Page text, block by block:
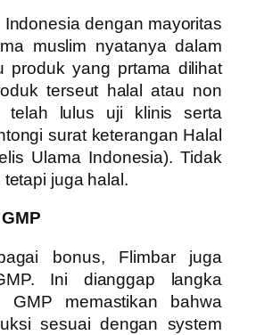
dengan mayoritas
muslim nyatanya dalam
produk yang prtama dilihat
terseut halal atau non
telah lulus uji klinis serta
surat keterangan Halal
Ulama Indonesia). Tidak
juga halal.
bonus, Flimbar juga
Ini dianggap langka
GMP memastikan bahwa
sesuai dengan system